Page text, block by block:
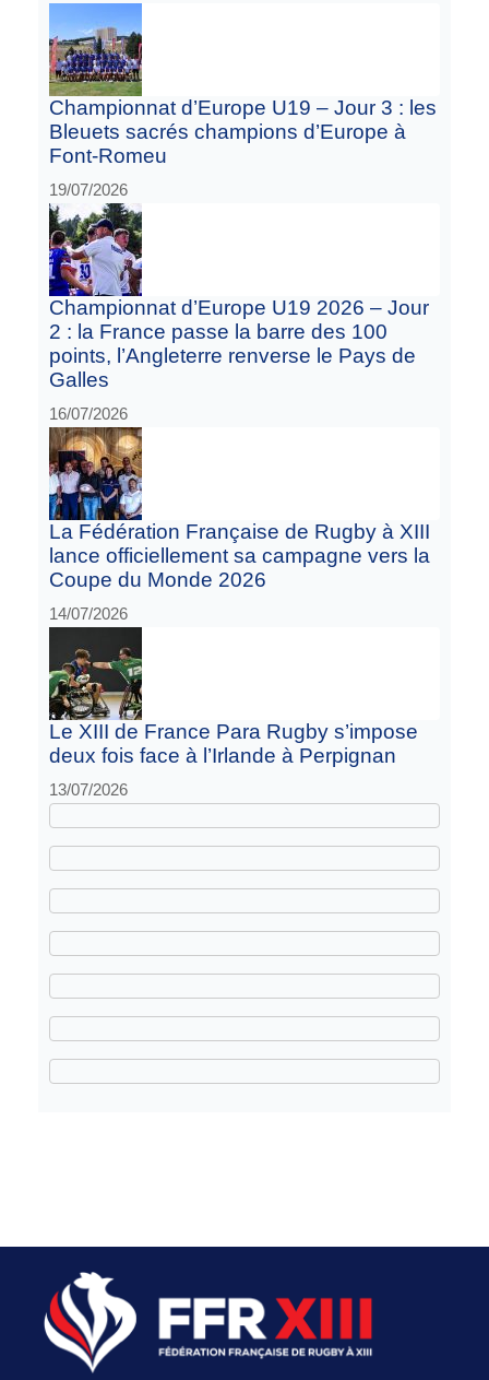
Championnat d’Europe U19 – Jour 3 : les
Bleuets sacrés champions d’Europe à
Font-Romeu
19/07/2026
Championnat d’Europe U19 2026 – Jour
2 : la France passe la barre des 100
points, l’Angleterre renverse le Pays de
Galles
16/07/2026
La Fédération Française de Rugby à XIII
lance officiellement sa campagne vers la
Coupe du Monde 2026
14/07/2026
Le XIII de France Para Rugby s’impose
deux fois face à l’Irlande à Perpignan
13/07/2026